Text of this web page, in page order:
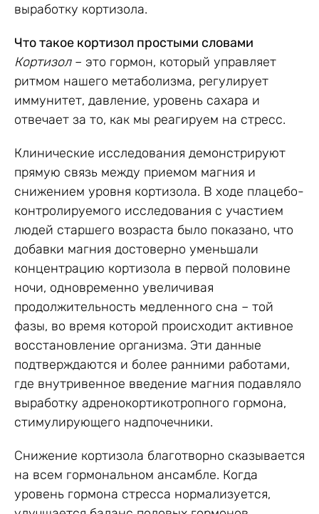
выработку кортизола.
Что такое кортизол простыми словами
Кортизол– это гормон, который управляет
ритмом нашего метаболизма, регулирует
иммунитет, давление, уровень сахара и
отвечает за то, как мы реагируем на стресс.
Клинические исследования демонстрируют
прямую связь между приемом магния и
снижением уровня кортизола. В ходе плацебо-
контролируемого исследования с участием
людей старшего возраста было показано, что
добавки магния достоверно уменьшали
концентрацию кортизола в первой половине
ночи, одновременно увеличивая
продолжительность медленного сна – той
фазы, во время которой происходит активное
восстановление организма. Эти данные
подтверждаются и более ранними работами,
где внутривенное введение магния подавляло
выработку адренокортикотропного гормона,
стимулирующего надпочечники.
Снижение кортизола благотворно сказывается
на всем гормональном ансамбле. Когда
уровень гормона стресса нормализуется,